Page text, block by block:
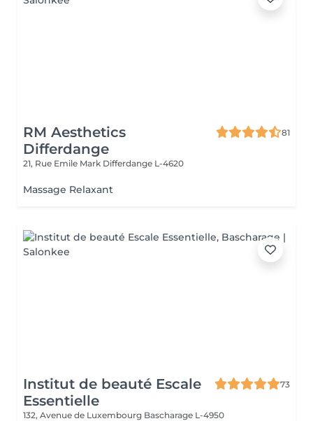
RM Aesthetics
Differdange
81
21, Rue Emile Mark Differdange L-4620
Massage Relaxant
Institut de beauté Escale
Essentielle
73
132, Avenue de Luxembourg Bascharage L-4950